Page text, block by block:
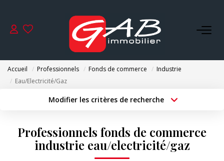
ACHETER
SYNDIC
Accueil Professionnels Fonds de commerce
Industrie
Eau/Electricité/Gaz
Modifier les critères de recherche
Type de transaction Localisation
Sélectionnez...
Type de bien
Surface min
Professionnels fonds de commerce
industrie eau/electricité/gaz